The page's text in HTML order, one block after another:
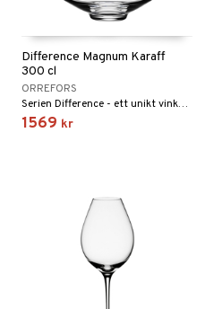
Difference Magnum Karaff
300 cl
ORREFORS
Serien Difference - ett unikt vinkoncept vars glas förstärker vinets doft och smak. Serien fick utmärkelsen Utmärkt Svensk Form Hederspris 2002.
1569 kr